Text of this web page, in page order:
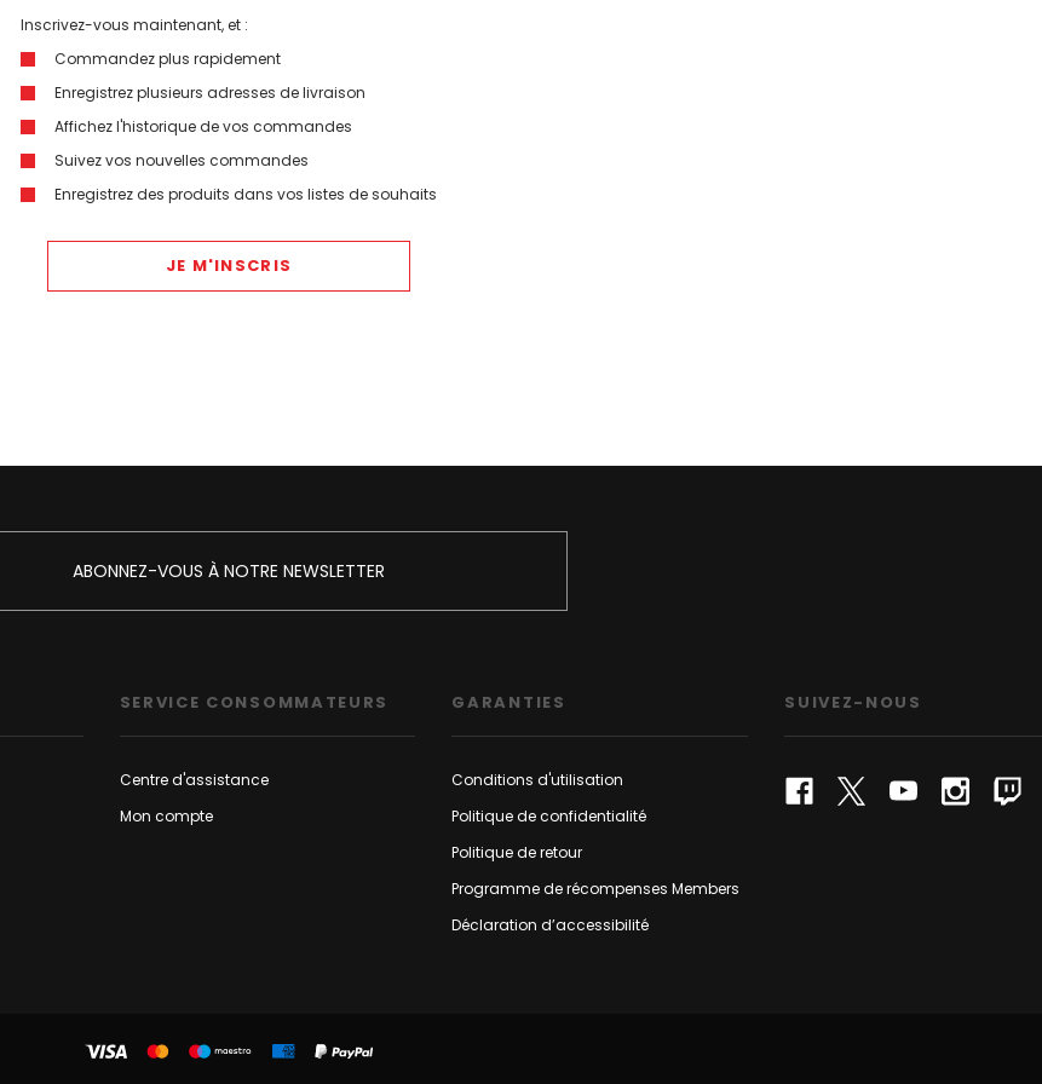
Inscrivez-vous maintenant, et :
Commandez plus rapidement
Enregistrez plusieurs adresses de livraison
Affichez l'historique de vos commandes
Suivez vos nouvelles commandes
Enregistrez des produits dans vos listes de souhaits
JE M'INSCRIS
ABONNEZ-VOUS À NOTRE NEWSLETTER
SERVICE CONSOMMATEURS
Centre d'assistance
Mon compte
GARANTIES
Conditions d'utilisation
Politique de confidentialité
Politique de retour
Programme de récompenses Members
Déclaration d’accessibilité
SUIVEZ-NOUS